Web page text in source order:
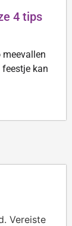
4 tips
meevallen
kan
Vereiste